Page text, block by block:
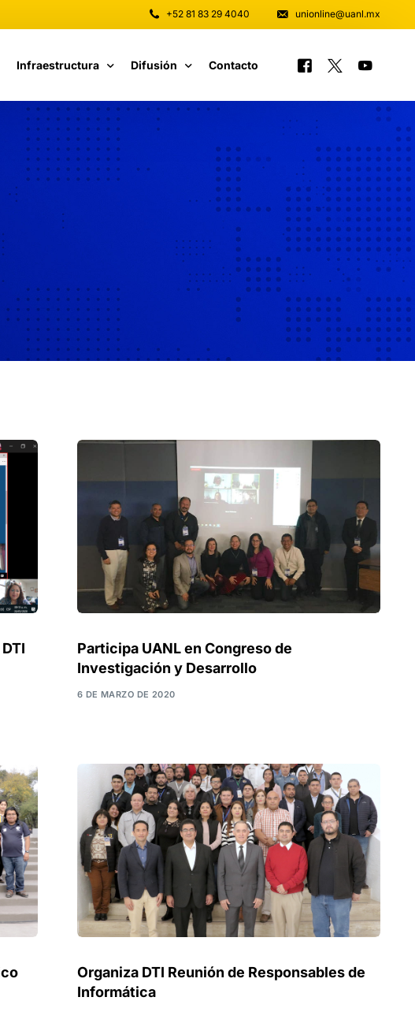
+52 81 83 29 4040 unionline@uanl.mx
Servicios
Infraestructura
Cómputo y Software
Telecomunicaciones
Difusión Contacto
Participa UANL en Congreso de
Investigación y Desarrollo
6 DE MARZO DE 2020
Organiza DTI Reunión de Responsables de
Informática